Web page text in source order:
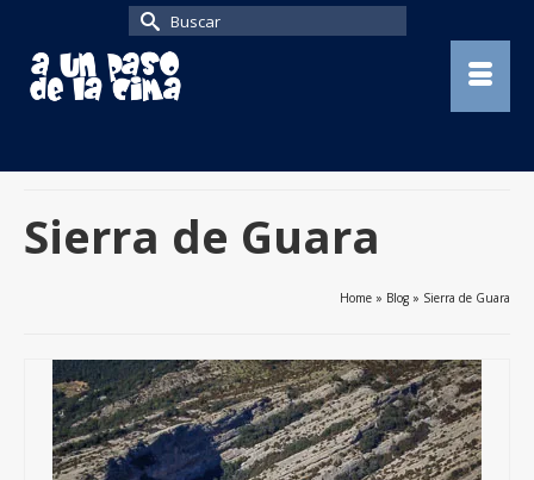
Buscar
por:
Sierra de Guara
Home » Blog » Sierra de Guara